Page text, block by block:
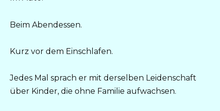
Beim Abendessen.
Kurz vor dem Einschlafen.
Jedes Mal sprach er mit derselben Leidenschaft
über Kinder, die ohne Familie aufwachsen.